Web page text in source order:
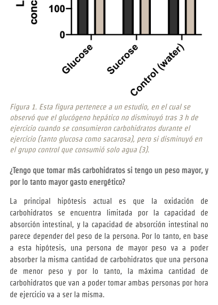
Figura 1. Esta figura pertenece a un estudio, en el cual se
observó que el glucógeno hepático no disminuyó tras 3 h de
ejercicio cuando se consumieron carbohidratos durante el
ejercicio (tanto glucosa como sacarosa), pero si disminuyó en
el grupo control que consumió solo agua (3).
¿Tengo que tomar más carbohidratos si tengo un peso mayor, y
por lo tanto mayor gasto energético?
La principal hipótesis actual es que la oxidación de
carbohidratos se encuentra limitada por la capacidad de
absorción intestinal, y la capacidad de absorción intestinal no
parece depender del peso de la persona. Por lo tanto, en base
a esta hipótesis, una persona de mayor peso va a poder
absorber la misma cantidad de carbohidratos que una persona
de menor peso y por lo tanto, la máxima cantidad de
carbohidratos que van a poder tomar ambas personas por hora
de ejercicio va a ser la misma.